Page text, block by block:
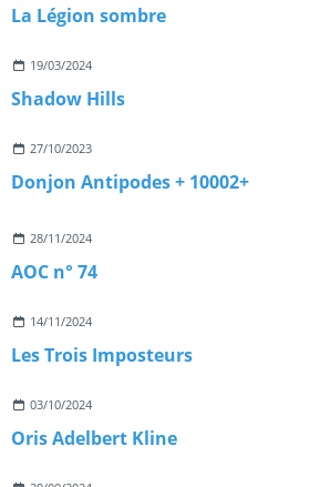
La Légion sombre
19/03/2024
Shadow Hills
27/10/2023
Donjon Antipodes + 10002+
28/11/2024
AOC n° 74
14/11/2024
Les Trois Imposteurs
03/10/2024
Oris Adelbert Kline